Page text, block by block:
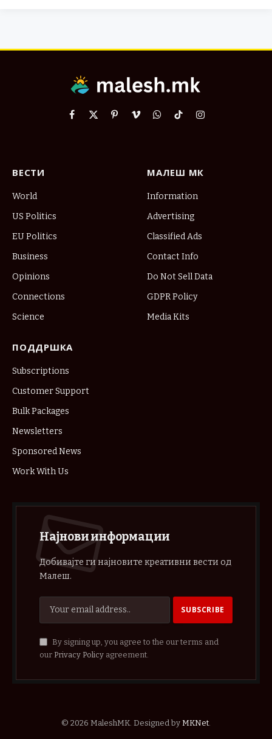
Facebook
X
PinterestVimeoWhatsApp
TikTokInstagram
ВЕСТИ
World
US Politics
EU Politics
Business
Opinions
Connections
Science
МАЛЕШ МК
Information
Advertising
Classified Ads
Contact Info
Do Not Sell Data
GDPR Policy
Media Kits
ПОДДРШКА
Subscriptions
Customer Support
Bulk Packages
Newsletters
Sponsored News
Work With Us
Најнови информации
Добивајте ги најновите креативни вести од
Малеш.
By signing up, you agree to the our terms and
our Privacy Policyagreement.
© 2026 MaleshMK. Designed by MKNet